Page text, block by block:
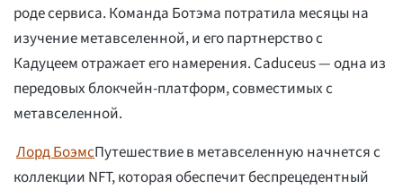
роде сервиса. Команда Ботэма потратила месяцы на
изучение метавселенной, и его партнерство с
Кадуцеем отражает его намерения. Caduceus — одна из
передовых блокчейн-платформ, совместимых с
метавселенной.
Лорд БоэмсПутешествие в метавселенную начнется с
коллекции NFT, которая обеспечит беспрецедентный